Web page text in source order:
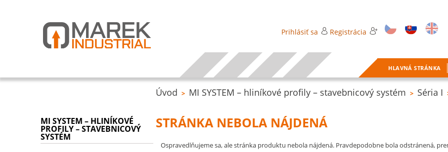
Prihlásiť sa Registrácia
HLAVNÁ STRÁNKA
Úvod > MI SYSTEM – hliníkové profily – stavebnicový systém > Séria I
MI SYSTEM – HLINÍKOVÉ
PROFILY – STAVEBNICOVÝ
SYSTÉM
STRÁNKA NEBOLA NÁJDENÁ
Ospravedlňujeme sa, ale stránka produktu nebola nájdená. Pravdepodobne bola odstránená,